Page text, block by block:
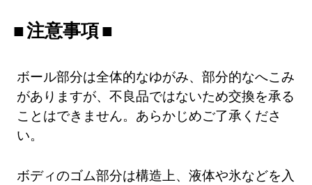
注意事項
ボール部分は全体的なゆがみ、部分的なへこみ
がありますが、不良品ではないため交換を承る
ことはできません。あらかじめご了承くださ
い。
ボディのゴム部分は構造上、液体や氷などを入